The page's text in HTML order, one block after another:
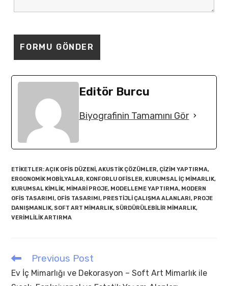
Editör Burcu
Biyografinin Tamamını Gör
ETIKETLER:AÇIK OFIS DÜZENI,AKUSTIK ÇÖZÜMLER, ÇIZIM YAPTIRMA,
ERGONOMIK MOBILYALAR, KONFORLU OFISLER, KURUMSAL IÇ MIMARLIK,
KURUMSAL KIMLIK, MIMARI PROJE, MODELLEME YAPTIRMA, MODERN
OFIS TASARIMI, OFIS TASARIMI, PRESTIJLI ÇALIŞMA ALANLARI, PROJE
DANIŞMANLIK, SOFT ART MIMARLIK, SÜRDÜRÜLEBILIR MIMARLIK,
VERIMLILIK ARTIRMA
Read
more
articles
Previous Post
Ev İç Mimarlığı ve Dekorasyon – Soft Art Mimarlık ile